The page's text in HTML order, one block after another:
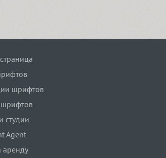
шрифтов
шрифтов
студии
Agent